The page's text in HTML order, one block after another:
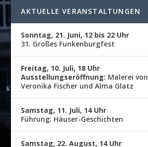
AKTUELLE VERANSTALTUNGEN
Sonntag, 21. Juni, 12 bis 22 Uhr
31. Großes Funkenburgfest
Freitag, 10. Juli, 18 Uhr
Ausstellungseröffnung: Malerei von
Veronika Fischer und Alma Glatz
Samstag, 11. Juli, 14 Uhr
Führung: Häuser-Geschichten
Samstag, 22. August, 14 Uhr